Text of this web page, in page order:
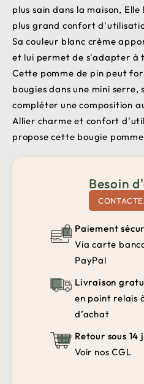
plus sain dans la maison,
plus grand confort
Sa couleur blanc crème
et lui permet de s'adapter à
Cette pomme de pin peut
bougies dans une mini
compléter une composition
Allier charme et confort
propose cette bougie
Besoin
Paiement
Via carte
PayPal
Livraison
en point relais
d’achat
Retour sous 14
Voir nos CGL